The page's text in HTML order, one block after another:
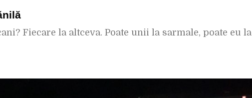
Fiecare la altceva. Poate unii la sarmale, poate eu la